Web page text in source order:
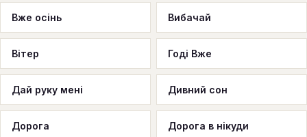
Вже осінь Вибачай
Вітер Годі Вже
Дай руку мені Дивний сон
Дорога Дорога в нікуди